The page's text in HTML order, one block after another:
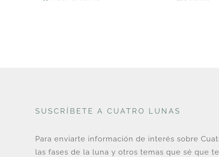
SUSCRÍBETE A CUATRO LUNAS
Para enviarte información de interés sobre
las fases de la luna y otros temas que sé que